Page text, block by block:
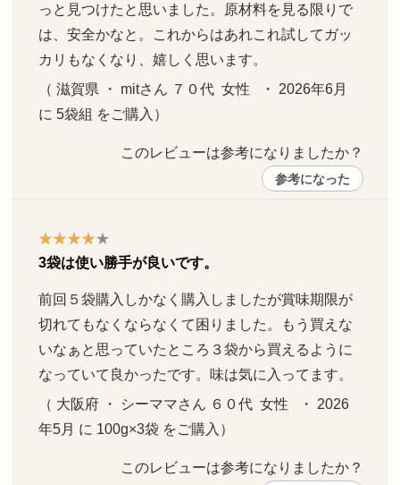
っと見つけたと思いました。原材料を見る限りで
は、安全かなと。これからはあれこれ試してガッ
カリもなくなり、嬉しく思います。
（ 滋賀県 ・ mitさん ７０代  女性   ・ 2026年6月
に 5袋組 をご購入）
このレビューは参考になりましたか？
参考になった
3袋は使い勝手が良いです。
前回５袋購入しかなく購入しましたが賞味期限が
切れてもなくならなくて困りました。もう買えな
いなぁと思っていたところ３袋から買えるように
なっていて良かったです。味は気に入ってます。
（ 大阪府 ・ シーママさん ６０代  女性   ・ 2026
年5月 に 100g×3袋 をご購入）
このレビューは参考になりましたか？